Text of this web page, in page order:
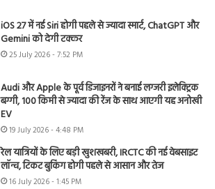
iOS 27 में नई Siri होगी पहले से ज्यादा स्मार्ट, ChatGPT और
Gemini को देगी टक्कर
25 July 2026 - 7:52 PM
Audi और Apple के पूर्व डिजाइनरों ने बनाई लग्जरी इलेक्ट्रिक
बग्गी, 100 किमी से ज्यादा की रेंज के साथ आएगी यह अनोखी
EV
19 July 2026 - 4:48 PM
रेल यात्रियों के लिए बड़ी खुशखबरी, IRCTC की नई वेबसाइट
लॉन्च, टिकट बुकिंग होगी पहले से आसान और तेज
16 July 2026 - 1:45 PM